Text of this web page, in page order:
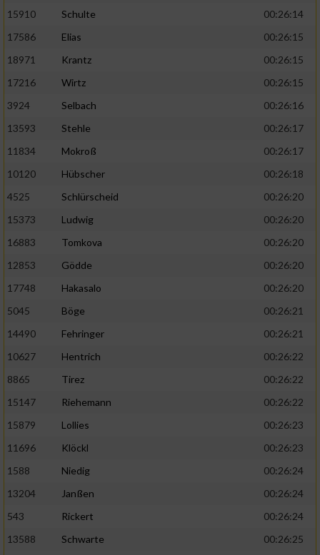
15910
Schulte
00:26:14
17586
Elias
00:26:15
18971
Krantz
00:26:15
17216
Wirtz
00:26:15
3924
Selbach
00:26:16
13593
Stehle
00:26:17
11834
Mokroß
00:26:17
10120
Hübscher
00:26:18
4525
Schlürscheid
00:26:20
15373
Ludwig
00:26:20
16883
Tomkova
00:26:20
12853
Gödde
00:26:20
17748
Hakasalo
00:26:20
5045
Böge
00:26:21
14490
Fehringer
00:26:21
10627
Hentrich
00:26:22
8865
Tirez
00:26:22
15147
Riehemann
00:26:22
15879
Lollies
00:26:23
11696
Klöckl
00:26:23
1588
Niedig
00:26:24
13204
Janßen
00:26:24
543
Rickert
00:26:24
13588
Schwarte
00:26:25